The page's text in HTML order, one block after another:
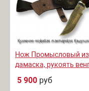
Нож Промысловый из
дамаска, рукоять
5 900 руб